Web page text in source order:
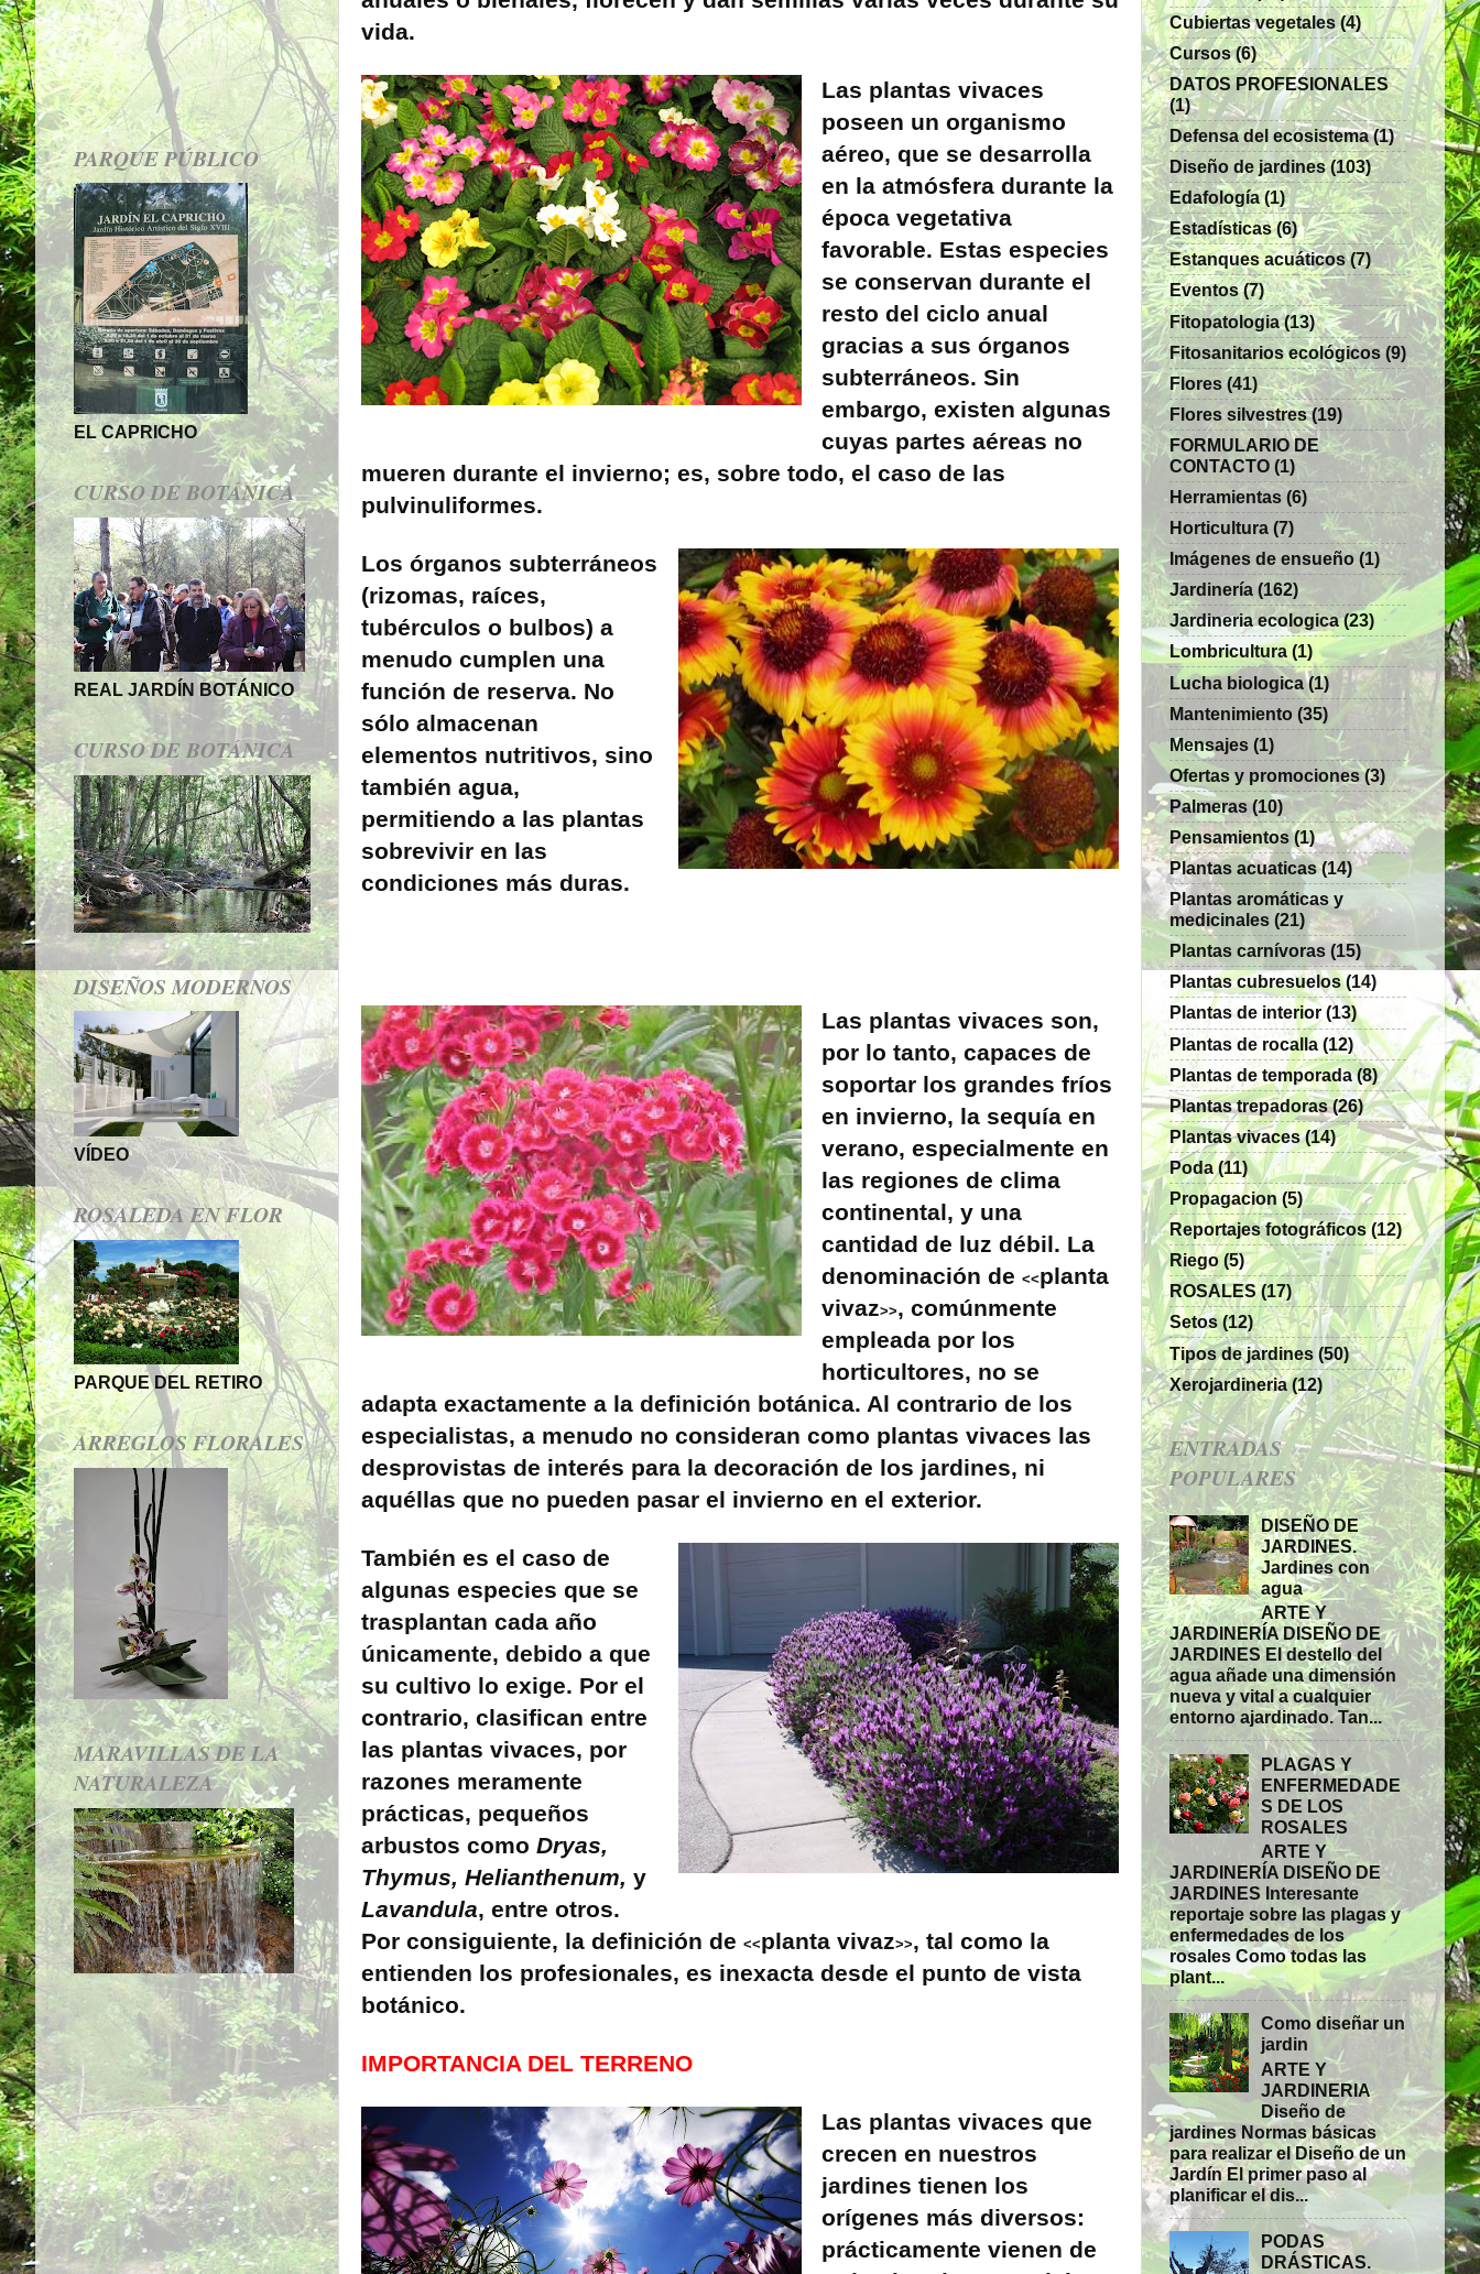
vida.
Las plantas vivaces
poseen un organismo
aéreo, que se desarrolla
en la atmósfera durante la
época vegetativa
favorable. Estas especies
se conservan durante el
resto del ciclo anual
gracias a sus órganos
subterráneos. Sin
embargo, existen algunas
cuyas partes aéreas no
mueren durante el invierno; es, sobre todo, el caso de las
pulvinuliformes.
Los órganos subterráneos
(rizomas, raíces,
tubérculos o bulbos) a
menudo cumplen una
función de reserva. No
sólo almacenan
elementos nutritivos, sino
también agua,
permitiendo a las plantas
sobrevivir en las
condiciones más duras.
Las plantas vivaces son,
por lo tanto, capaces de
soportar los grandes fríos
en invierno, la sequía en
verano, especialmente en
las regiones de clima
continental, y una
cantidad de luz débil. La
denominación de <<planta
vivaz>>, comúnmente
empleada por los
horticultores, no se
adapta exactamente a la definición botánica. Al contrario de los
especialistas, a menudo no consideran como plantas vivaces las
desprovistas de interés para la decoración de los jardines, ni
aquéllas que no pueden pasar el invierno en el exterior.
También es el caso de
algunas especies que se
trasplantan cada año
únicamente, debido a que
su cultivo lo exige. Por el
contrario, clasifican entre
las plantas vivaces, por
razones meramente
prácticas, pequeños
arbustos como Dryas,
Thymus, Helianthenum, y
Lavandula, entre otros.
Por consiguiente, la definición de <<planta vivaz>>, tal como la
entienden los profesionales, es inexacta desde el punto de vista
botánico.
IMPORTANCIA DEL TERRENO
Las plantas vivaces que
crecen en nuestros
jardines tienen los
orígenes más diversos:
prácticamente vienen de
PARQUE PÚBLICO
EL CAPRICHO
CURSO DE BOTÁNICA
REAL JARDÍN BOTÁNICO
CURSO DE BOTÁNICA
DISEÑOS MODERNOS
VÍDEO
ROSALEDA EN FLOR
PARQUE DEL RETIRO
ARREGLOS FLORALES
MARAVILLAS DE LA
NATURALEZA
Cubiertas vegetales (4)
Cursos (6)
DATOS PROFESIONALES
(1)
Defensa del ecosistema (1)
Diseño de jardines (103)
Edafología (1)
Estadísticas (6)
Estanques acuáticos (7)
Eventos (7)
Fitopatologia (13)
Fitosanitarios ecológicos (9)
Flores (41)
Flores silvestres (19)
FORMULARIO DE
CONTACTO (1)
Herramientas (6)
Horticultura (7)
Imágenes de ensueño (1)
Jardinería (162)
Jardineria ecologica (23)
Lombricultura (1)
Lucha biologica (1)
Mantenimiento (35)
Mensajes (1)
Ofertas y promociones (3)
Palmeras (10)
Pensamientos (1)
Plantas acuaticas (14)
Plantas aromáticas y
medicinales (21)
Plantas carnívoras (15)
Plantas cubresuelos (14)
Plantas de interior (13)
Plantas de rocalla (12)
Plantas de temporada (8)
Plantas trepadoras (26)
Plantas vivaces (14)
Poda (11)
Propagacion (5)
Reportajes fotográficos (12)
Riego (5)
ROSALES (17)
Setos (12)
Tipos de jardines (50)
Xerojardineria (12)
ENTRADAS
POPULARES
DISEÑO DE
JARDINES.
Jardines con
agua
ARTE Y
JARDINERÍA DISEÑO DE
JARDINES El destello del
agua añade una dimensión
nueva y vital a cualquier
entorno ajardinado. Tan...
PLAGAS Y
ENFERMEDADE
S DE LOS
ROSALES
ARTE Y
JARDINERÍA DISEÑO DE
JARDINES Interesante
reportaje sobre las plagas y
enfermedades de los
rosales Como todas las
plant...
Como diseñar un
jardin
ARTE Y
JARDINERIA
Diseño de
jardines Normas básicas
para realizar el Diseño de un
Jardín El primer paso al
planificar el dis...
PODAS
DRÁSTICAS.